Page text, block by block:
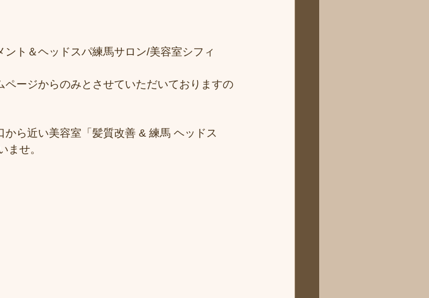
ト＆ヘッドスパ練馬サロン/美容室シフィ
ージからのみとさせていただいておりますの
ら近い美容室「髪質改善 & 練馬 ヘッドス
ませ。